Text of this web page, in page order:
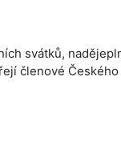
svátků,
členové